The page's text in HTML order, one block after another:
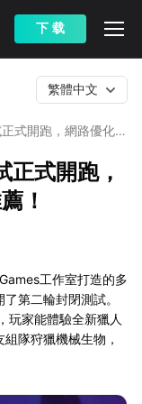
下 载
式開跑，網路優化搭
繁體中文
式開跑，
！
工作室打造的多
第二輪封閉測試。
玩家能體驗全新獵人
隊狩獵機械生物，